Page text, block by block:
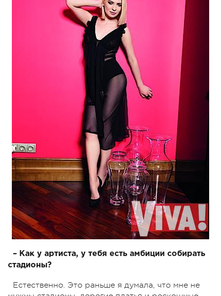
– Как у артиста, у тебя есть амбиции собирать
стадионы?
Естественно. Это раньше я думала, что мне не